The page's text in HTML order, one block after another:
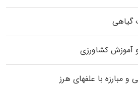
گیاهی
آموزش کشاورزی
مبارزه با علفهای هرز